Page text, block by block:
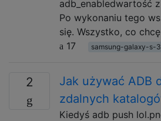
adb_enabledwartość
Po wykonaniu tego
się. Wszystko, co
17
samsung-galaxy-s-3
2
Jak używać ADB
zdalnych
Kiedyś adb push